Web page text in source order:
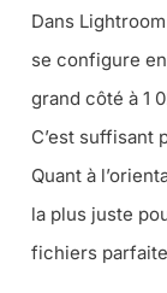
Dans
se configure
grand côté à 1
C’est suffisant
Quant à
la plus juste
fichiers